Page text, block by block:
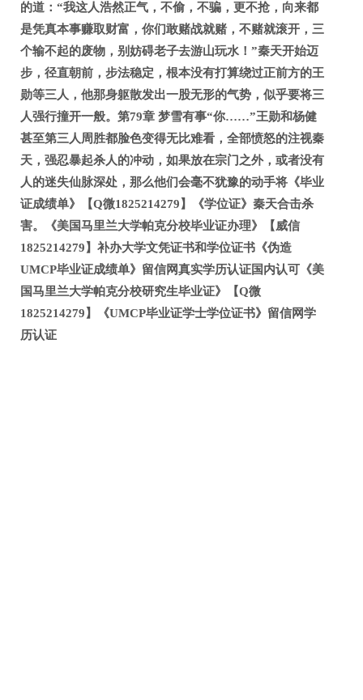
的道：“我这人浩然正气，不偷，不骗，更不抢，向来都
是凭真本事赚取财富，你们敢赌战就赌，不赌就滚开，三
个输不起的废物，别妨碍老子去游山玩水！”秦天开始迈
步，径直朝前，步法稳定，根本没有打算绕过正前方的王
勋等三人，他那身躯散发出一股无形的气势，似乎要将三
人强行撞开一般。第79章 梦雪有事“你……”王勋和杨健
甚至第三人周胜都脸色变得无比难看，全部愤怒的注视秦
天，强忍暴起杀人的冲动，如果放在宗门之外，或者没有
人的迷失仙脉深处，那么他们会毫不犹豫的动手将《毕业
证成绩单》【Q微1825214279】《学位证》秦天合击杀
害。《美国马里兰大学帕克分校毕业证办理》【威信
1825214279】补办大学文凭证书和学位证书《伪造
UMCP毕业证成绩单》留信网真实学历认证国内认可《美
国马里兰大学帕克分校研究生毕业证》【Q微
1825214279】《UMCP毕业证学士学位证书》留信网学
历认证